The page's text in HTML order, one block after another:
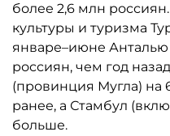
более 2,6 млн
культуры и туризма
январе–июне
россиян, чем год
(провинция Мугла) на
ранее, а Стамбул
больше.